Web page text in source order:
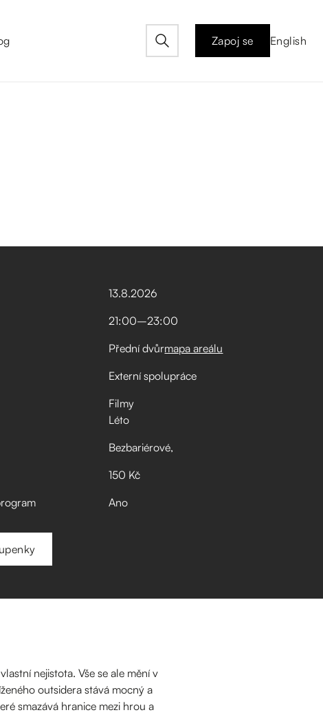
Zapoj se English
13.8.2026
21:00–⁠23:00
Přední dvůrmapa areálu
Externí spolupráce
Filmy
Léto
Bezbariérové
150 Kč
Ano
nejistota. Vše se ale mění v
outsidera stává mocný a
smazává hranice mezi hrou a